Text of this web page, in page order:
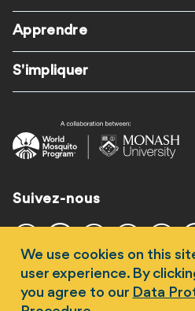
Apprendre
S'impliquer
Suivez-nous
We use cookies on this
user experience. By
you agree to our Data